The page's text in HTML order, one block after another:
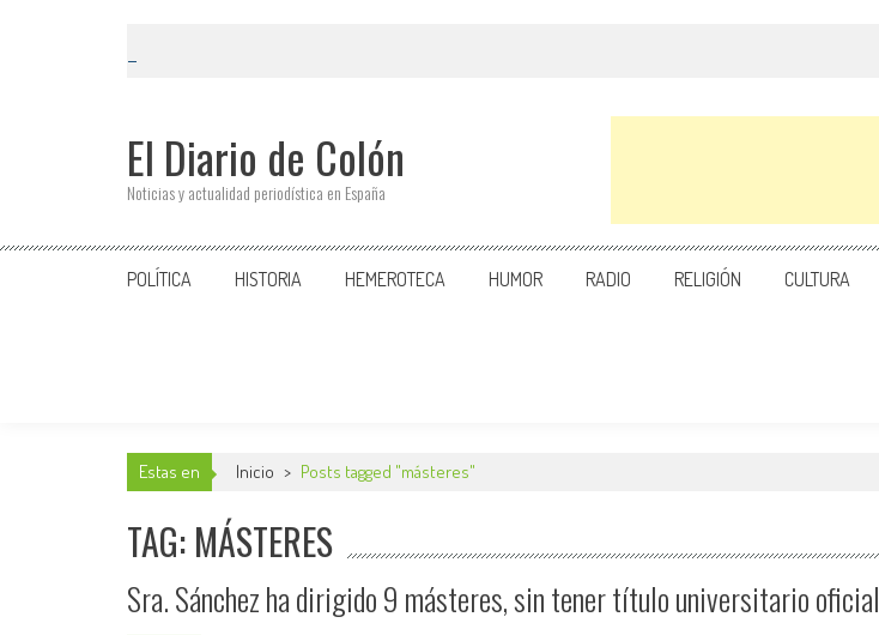
El Diario de Colón
Noticias y actualidad periodística en España
POLÍTICA HISTORIA HEMEROTECA HUMOR RADIO RELIGIÓN CULTURA
Estas en Inicio > Posts tagged "másteres"
TAG: MÁSTERES
Sra. Sánchez ha dirigido 9 másteres, sin tener título universitario oficial